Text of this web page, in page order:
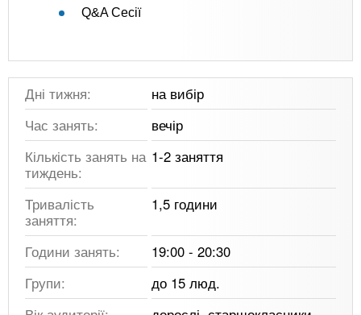
Q&A Сесії
Дні тижня:
на вибір
Час занять:
вечір
Кількість занять на
тиждень:
1-2 заняття
Тривалість
заняття:
1,5 години
Години занять:
19:00 - 20:30
Групи:
до 15 люд.